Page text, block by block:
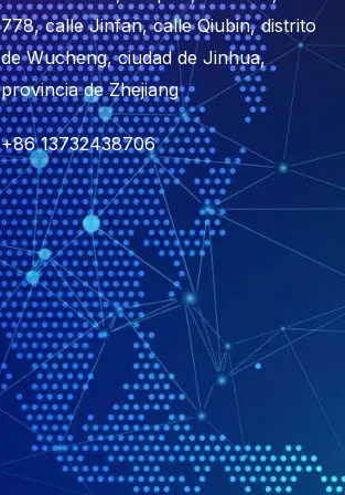
778, calle Jinfan, calle Qiubin, distrito
de Wucheng, ciudad de Jinhua,
provincia de Zhejiang
+86 13732438706